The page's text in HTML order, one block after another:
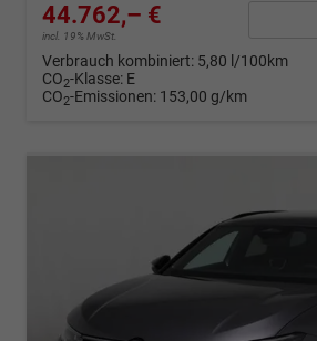
44.762,– €
incl. 19% MwSt.
Verbrauch kombiniert: 5,80 l/100km
CO2-Klasse: E
CO2-Emissionen: 153,00 g/km